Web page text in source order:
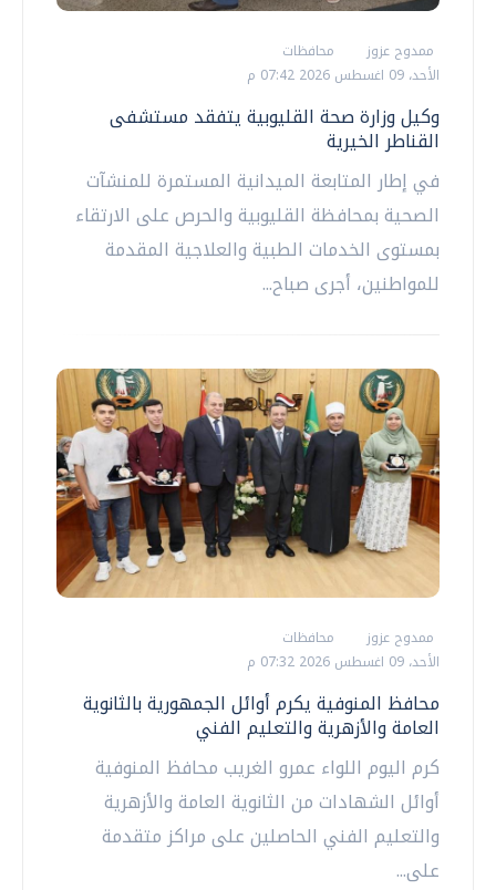
ممدوح عزوز
محافظات
الأحد، 09 اغسطس 2026 07:42 م
وكيل وزارة صحة القليوبية يتفقد مستشفى
القناطر الخيرية
في إطار المتابعة الميدانية المستمرة للمنشآت
الصحية بمحافظة القليوبية والحرص على الارتقاء
بمستوى الخدمات الطبية والعلاجية المقدمة
للمواطنين، أجرى صباح...
ممدوح عزوز
محافظات
الأحد، 09 اغسطس 2026 07:32 م
محافظ المنوفية يكرم أوائل الجمهورية بالثانوية
العامة والأزهرية والتعليم الفني
كرم اليوم اللواء عمرو الغريب محافظ المنوفية
أوائل الشهادات من الثانوية العامة والأزهرية
والتعليم الفني الحاصلين على مراكز متقدمة
على...